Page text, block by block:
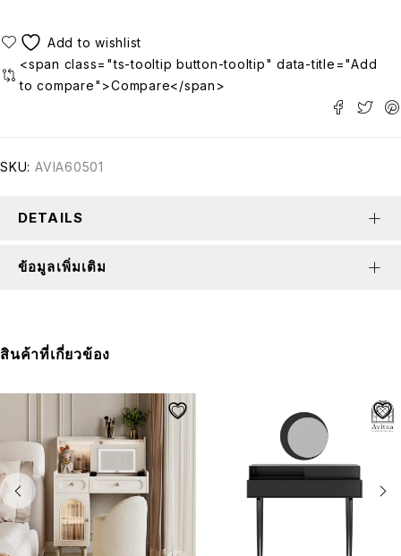
<span class="ts-tooltip button-tooltip" data-title="Add
to compare">Compare</span>
SKU: AVIA60501
DETAILS
ข้อมูลเพิ่มเติม
สินค้าที่เกี่ยวข้อง